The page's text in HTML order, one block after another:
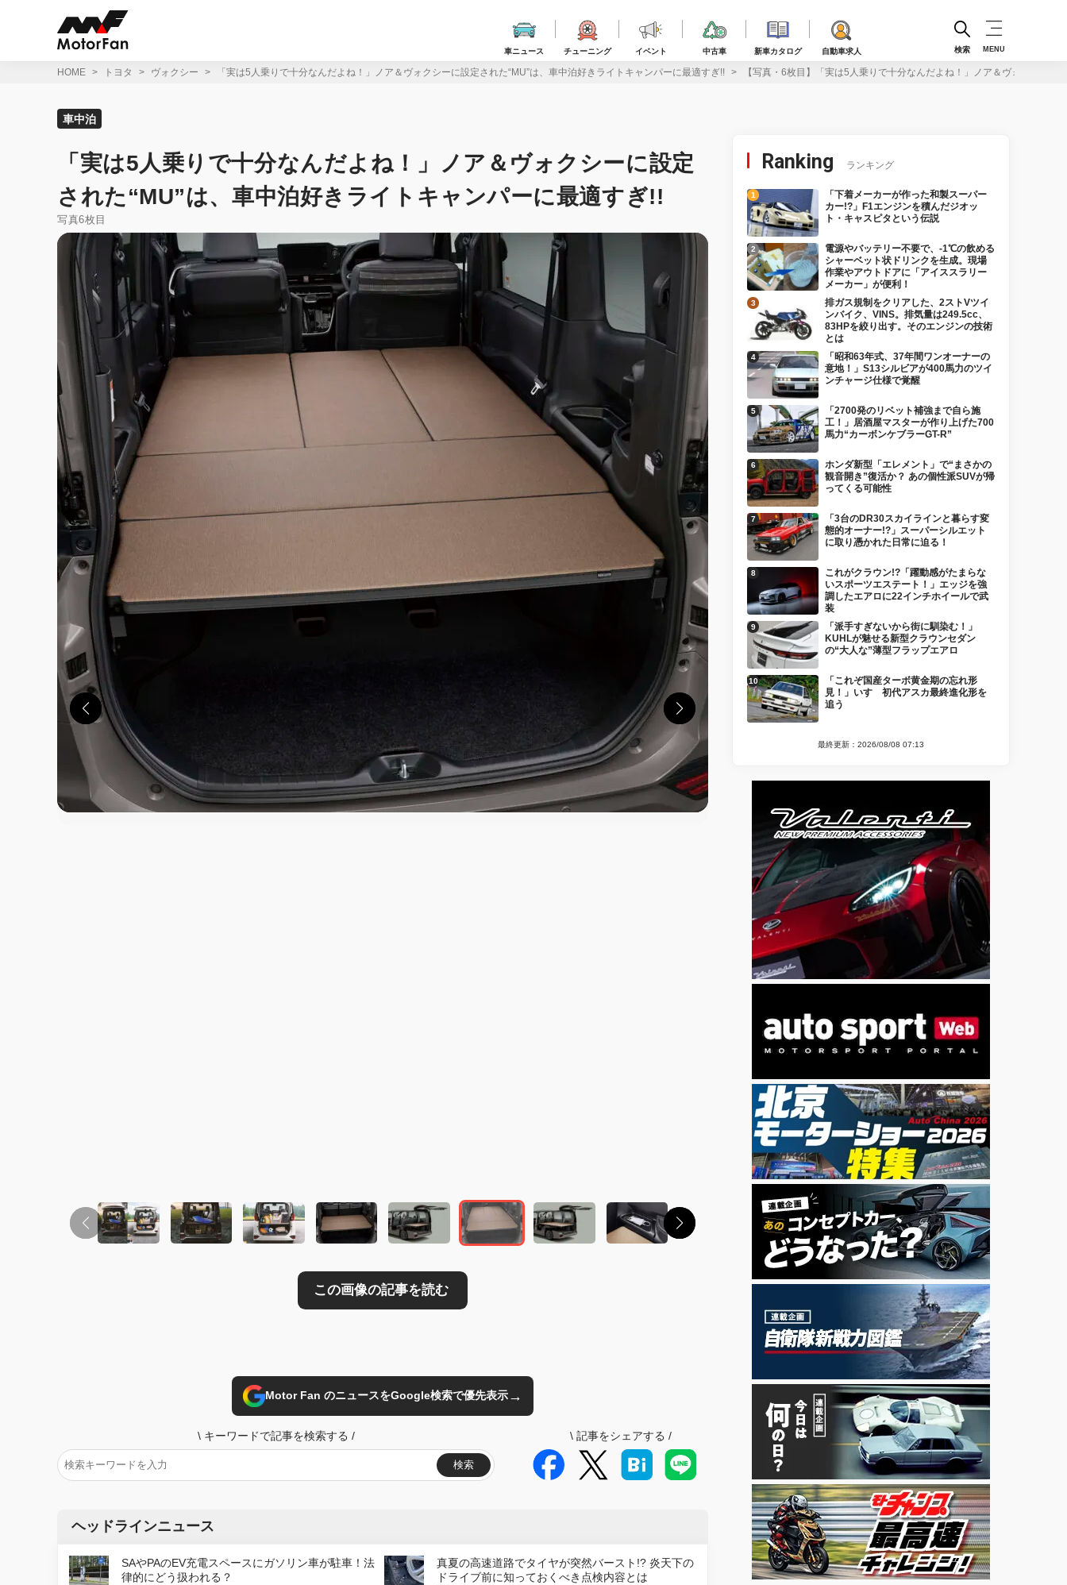
車ニュース チューニング イベント 中古車 新車カタログ 自動車求人 検索 MENU
HOME トヨタ ヴォクシー 「実は5人乗りで十分なんだよね！」ノア＆ヴォクシーに設定された“MU”は、車中泊好きライトキャンパーに最適すぎ!! 【写真・6枚目】「実は5人乗りで十分なんだよね！」ノア＆ヴォクシーに
車中泊
「実は5人乗りで十分なんだよね！」ノア＆ヴォクシーに設定
された“MU”は、車中泊好きライトキャンパーに最適すぎ!!
写真6枚目
Motor Fan のニュースをGoogle検索で優先表示→
\ キーワードで記事を検索する /
検索
\ 記事をシェアする /
ヘッドラインニュース
SAやPAのEV充電スペースにガソリン車が駐車！法
律的にどう扱われる？
真夏の高速道路でタイヤが突然バースト!? 炎天下の
ドライブ前に知っておくべき点検内容とは
Ranking ランキング
「下着メーカーが作った和製スーパー
カー!?」F1エンジンを積んだジオッ
ト・キャスピタという伝説
電源やバッテリー不要で、-1℃の飲める
シャーベット状ドリンクを生成。現場
作業やアウトドアに「アイススラリー
メーカー」が便利！
排ガス規制をクリアした、2ストVツイ
ンバイク、VINS。排気量は249.5cc、
83HPを絞り出す。そのエンジンの技術
とは
「昭和63年式、37年間ワンオーナーの
意地！」S13シルビアが400馬力のツイ
ンチャージ仕様で覚醒
「2700発のリベット補強まで自ら施
工！」居酒屋マスターが作り上げた700
馬力“カーボンケブラーGT-R”
ホンダ新型「エレメント」で“まさかの
観音開き”復活か？ あの個性派SUVが帰
ってくる可能性
「3台のDR30スカイラインと暮らす変
態的オーナー!?」スーパーシルエット
に取り憑かれた日常に迫る！
これがクラウン!?「躍動感がたまらな
いスポーツエステート！」エッジを強
調したエアロに22インチホイールで武
装
「派手すぎないから街に馴染む！」
KUHLが魅せる新型クラウンセダン
の“大人な”薄型フラップエアロ
「これぞ国産ターボ黄金期の忘れ形
見！」いすゞ初代アスカ最終進化形を
追う
最終更新：2026/08/08 07:13